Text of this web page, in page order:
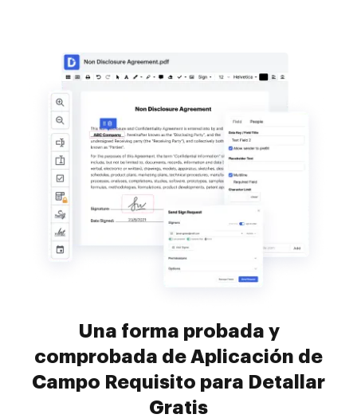
Una forma probada y
comprobada de Aplicación de
Campo Requisito para Detallar
Gratis